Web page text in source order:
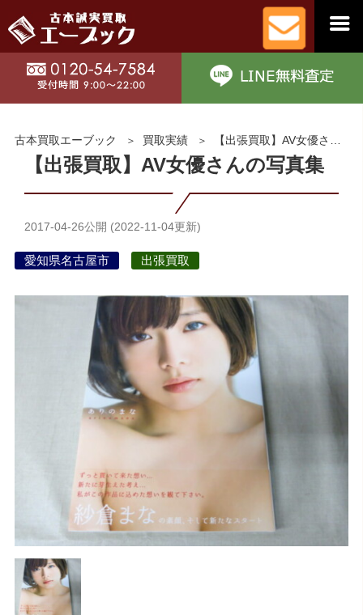
古本買取エーブック 買取実績 【出張買取】AV女優さんの写真集
【出張買取】AV女優さんの写真集
2017-04-26公開 (2022-11-04更新)
愛知県名古屋市 出張買取